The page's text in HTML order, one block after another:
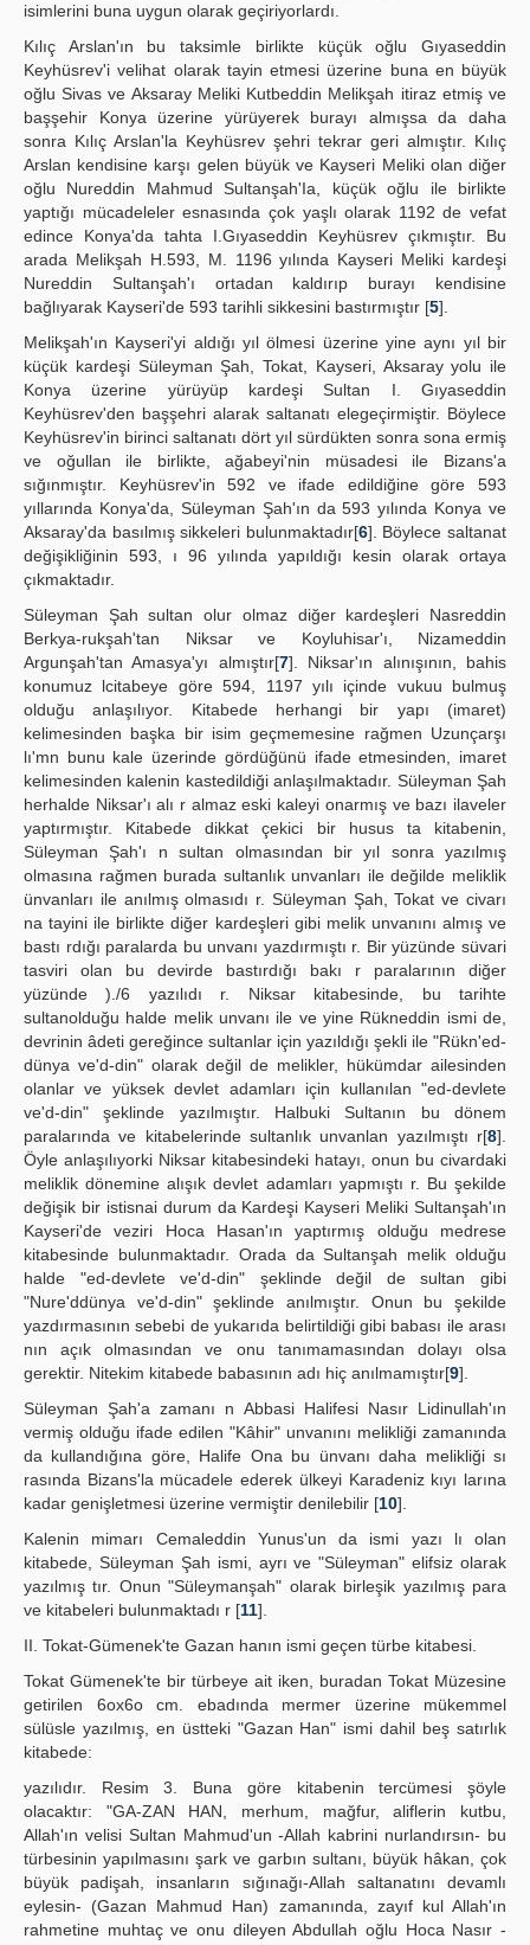
isimlerini buna uygun olarak geçiriyorlardı.
Kılıç Arslan'ın bu taksimle birlikte küçük oğlu Gıyaseddin
Keyhüsrev'i velihat olarak tayin etmesi üzerine buna en büyük
oğlu Sivas ve Aksaray Meliki Kutbeddin Melikşah itiraz etmiş ve
başşehir Konya üzerine yürüyerek burayı almışsa da daha
sonra Kılıç Arslan'la Keyhüsrev şehri tekrar geri almıştır. Kılıç
Arslan kendisine karşı gelen büyük ve Kayseri Meliki olan diğer
oğlu Nureddin Mahmud Sultanşah'Ia, küçük oğlu ile birlikte
yaptığı mücadeleler esnasında çok yaşlı olarak 1192 de vefat
edince Konya'da tahta I.Gıyaseddin Keyhüsrev çıkmıştır. Bu
arada Melikşah H.593, M. 1196 yılında Kayseri Meliki kardeşi
Nureddin Sultanşah'ı ortadan kaldırıp burayı kendisine
bağlıyarak Kayseri'de 593 tarihli sikkesini bastırmıştır [5].
Melikşah'ın Kayseri'yi aldığı yıl ölmesi üzerine yine aynı yıl bir
küçük kardeşi Süleyman Şah, Tokat, Kayseri, Aksaray yolu ile
Konya üzerine yürüyüp kardeşi Sultan I. Gıyaseddin
Keyhüsrev'den başşehri alarak saltanatı elegeçirmiştir. Böylece
Keyhüsrev'in birinci saltanatı dört yıl sürdükten sonra sona ermiş
ve oğullan ile birlikte, ağabeyi'nin müsadesi ile Bizans'a
sığınmıştır. Keyhüsrev'in 592 ve ifade edildiğine göre 593
yıllarında Konya'da, Süleyman Şah'ın da 593 yılında Konya ve
Aksaray'da basılmış sikkeleri bulunmaktadır[6]. Böylece saltanat
değişikliğinin 593, ı 96 yılında yapıldığı kesin olarak ortaya
çıkmaktadır.
Süleyman Şah sultan olur olmaz diğer kardeşleri Nasreddin
Berkya-rukşah'tan Niksar ve Koyluhisar'ı, Nizameddin
Argunşah'tan Amasya'yı almıştır[7]. Niksar'ın alınışının, bahis
konumuz lcitabeye göre 594, 1197 yılı içinde vukuu bulmuş
olduğu anlaşılıyor. Kitabede herhangi bir yapı (imaret)
kelimesinden başka bir isim geçmemesine rağmen Uzunçarşı
lı'mn bunu kale üzerinde gördüğünü ifade etmesinden, imaret
kelimesinden kalenin kastedildiği anlaşılmaktadır. Süleyman Şah
herhalde Niksar'ı alı r almaz eski kaleyi onarmış ve bazı ilaveler
yaptırmıştır. Kitabede dikkat çekici bir husus ta kitabenin,
Süleyman Şah'ı n sultan olmasından bir yıl sonra yazılmış
olmasına rağmen burada sultanlık unvanları ile değilde meliklik
ünvanları ile anılmış olmasıdı r. Süleyman Şah, Tokat ve civarı
na tayini ile birlikte diğer kardeşleri gibi melik unvanını almış ve
bastı rdığı paralarda bu unvanı yazdırmıştı r. Bir yüzünde süvari
tasviri olan bu devirde bastırdığı bakı r paralarının diğer
yüzünde )./6 yazılıdı r. Niksar kitabesinde, bu tarihte
sultanolduğu halde melik unvanı ile ve yine Rükneddin ismi de,
devrinin âdeti gereğince sultanlar için yazıldığı şekli ile "Rükn'ed-
dünya ve'd-din" olarak değil de melikler, hükümdar ailesinden
olanlar ve yüksek devlet adamları için kullanılan "ed-devlete
ve'd-din" şeklinde yazılmıştır. Halbuki Sultanın bu dönem
paralarında ve kitabelerinde sultanlık unvanlan yazılmıştı r[8].
Öyle anlaşılıyorki Niksar kitabesindeki hatayı, onun bu civardaki
meliklik dönemine alışık devlet adamları yapmıştı r. Bu şekilde
değişik bir istisnai durum da Kardeşi Kayseri Meliki Sultanşah'ın
Kayseri'de veziri Hoca Hasan'ın yaptırmış olduğu medrese
kitabesinde bulunmaktadır. Orada da Sultanşah melik olduğu
halde "ed-devlete ve'd-din" şeklinde değil de sultan gibi
"Nure'ddünya ve'd-din" şeklinde anılmıştır. Onun bu şekilde
yazdırmasının sebebi de yukarıda belirtildiği gibi babası ile arası
nın açık olmasından ve onu tanımamasından dolayı olsa
gerektir. Nitekim kitabede babasının adı hiç anılmamıştır[9].
Süleyman Şah'a zamanı n Abbasi Halifesi Nasır Lidinullah'ın
vermiş olduğu ifade edilen "Kâhir" unvanını melikliği zamanında
da kullandığına göre, Halife Ona bu ünvanı daha melikliği sı
rasında Bizans'la mücadele ederek ülkeyi Karadeniz kıyı larına
kadar genişletmesi üzerine vermiştir denilebilir [10].
Kalenin mimarı Cemaleddin Yunus'un da ismi yazı lı olan
kitabede, Süleyman Şah ismi, ayrı ve "Süleyman" elifsiz olarak
yazılmış tır. Onun "Süleymanşah" olarak birleşik yazılmış para
ve kitabeleri bulunmaktadı r [11].
II. Tokat-Gümenek'te Gazan hanın ismi geçen türbe kitabesi.
Tokat Gümenek'te bir türbeye ait iken, buradan Tokat Müzesine
getirilen 6ox6o cm. ebadında mermer üzerine mükemmel
sülüsle yazılmış, en üstteki "Gazan Han" ismi dahil beş satırlık
kitabede:
yazılıdır. Resim 3. Buna göre kitabenin tercümesi şöyle
olacaktır: "GA-ZAN HAN, merhum, mağfur, aliflerin kutbu,
Allah'ın velisi Sultan Mahmud'un -Allah kabrini nurlandırsın- bu
türbesinin yapılmasını şark ve garbın sultanı, büyük hâkan, çok
büyük padişah, insanların sığınağı-Allah saltanatını devamlı
eylesin- (Gazan Mahmud Han) zamanında, zayıf kul Allah'ın
rahmetine muhtaç ve onu dileyen Abdullah oğlu Hoca Nasır -